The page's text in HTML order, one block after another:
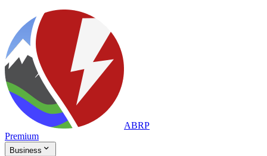
ABRP
Premium
Business 